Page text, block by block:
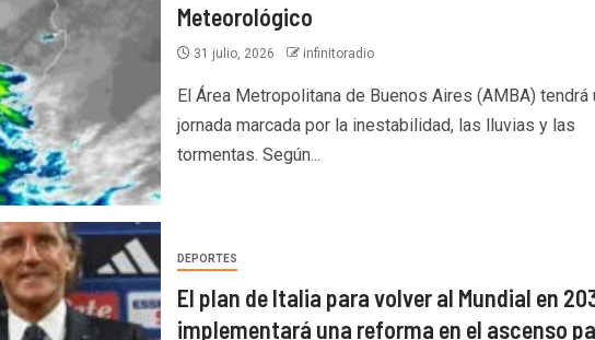
Meteorológico
31 julio, 2026 infinitoradio
El Área Metropolitana de Buenos Aires (AMBA) tendrá
jornada marcada por la inestabilidad, las lluvias y las
tormentas. Según...
DEPORTES
El plan de Italia para volver al Mundial en
implementará una reforma en el ascenso